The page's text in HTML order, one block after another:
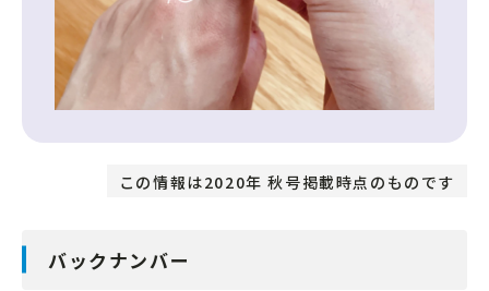
この情報は2020年 秋号掲載時点のものです
バックナンバー